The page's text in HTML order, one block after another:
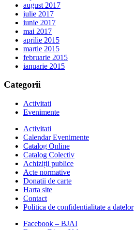
august 2017
iulie 2017
iunie 2017
mai 2017
aprilie 2015
martie 2015
februarie 2015
ianuarie 2015
Categorii
Activitati
Evenimente
Activitati
Calendar Evenimente
Catalog Online
Catalog Colectiv
Achiziții publice
Acte normative
Donatii de carte
Harta site
Contact
Politica de confidentialitate a datelor
Facebook – BJAI